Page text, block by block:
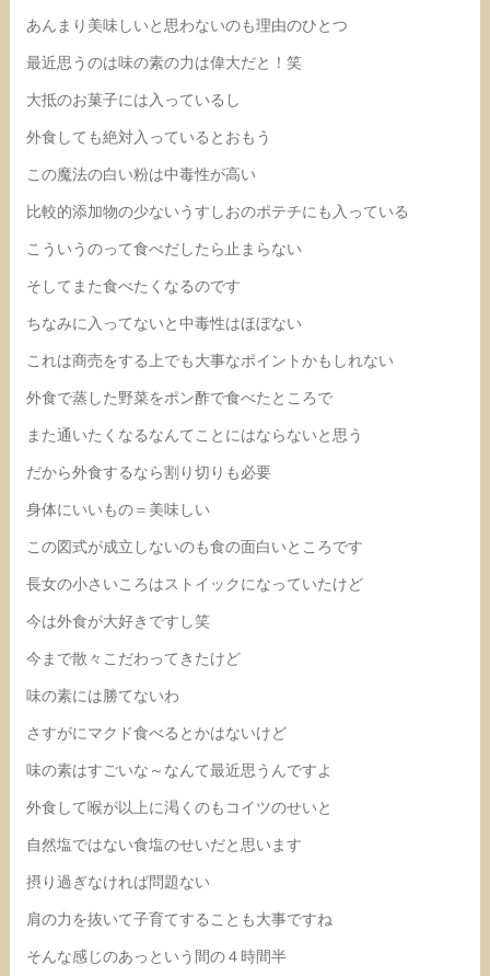
あんまり美味しいと思わないのも理由のひとつ
最近思うのは味の素の力は偉大だと！笑
大抵のお菓子には入っているし
外食しても絶対入っているとおもう
この魔法の白い粉は中毒性が高い
比較的添加物の少ないうすしおのポテチにも入っている
こういうのって食べだしたら止まらない
そしてまた食べたくなるのです
ちなみに入ってないと中毒性はほぼない
これは商売をする上でも大事なポイントかもしれない
外食で蒸した野菜をポン酢で食べたところで
また通いたくなるなんてことにはならないと思う
だから外食するなら割り切りも必要
身体にいいもの＝美味しい
この図式が成立しないのも食の面白いところです
長女の小さいころはストイックになっていたけど
今は外食が大好きですし笑
今まで散々こだわってきたけど
味の素には勝てないわ
さすがにマクド食べるとかはないけど
味の素はすごいな～なんて最近思うんですよ
外食して喉が以上に渇くのもコイツのせいと
自然塩ではない食塩のせいだと思います
摂り過ぎなければ問題ない
肩の力を抜いて子育てすることも大事ですね
そんな感じのあっという間の４時間半